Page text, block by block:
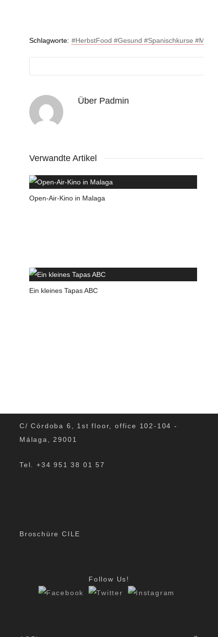
Schlagworte: #HerbstFood #Gesund #Spanischkurse
Über Padmin
Verwandte Artikel
Open-Air-Kino in Malaga
Ein kleines Tapas ABC
C/ Córdoba 6, 1st floor, office 102-104 -
Málaga, 29001
Tel. +34 951 38 01 57
Broschüre CILE
Follow Us!